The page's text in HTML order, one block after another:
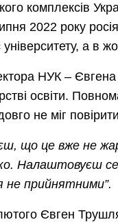
комплексів
2022 року
а в
НУК –
освіти.
не міг
що це вже не
Налаштовуєш
не прийнятними”.
Євген